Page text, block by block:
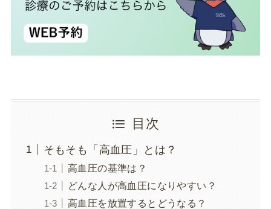
目次
そもそも「高血圧」とは？
高血圧の基準は？
どんな人が高血圧になりやすい？
高血圧を放置するとどうなる？